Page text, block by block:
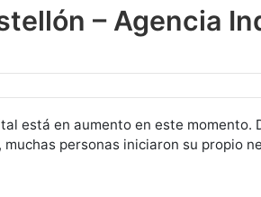
– Agencia
está en aumento en este momento.
personas iniciaron su propio